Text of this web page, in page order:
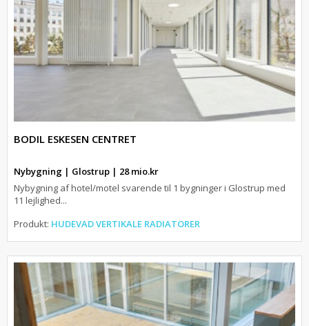
BODIL ESKESEN CENTRET
Nybygning | Glostrup | 28 mio.kr
Nybygning af hotel/motel svarende til 1 bygninger i Glostrup med
11 lejlighed...
Produkt: HUDEVAD VERTIKALE RADIATORER